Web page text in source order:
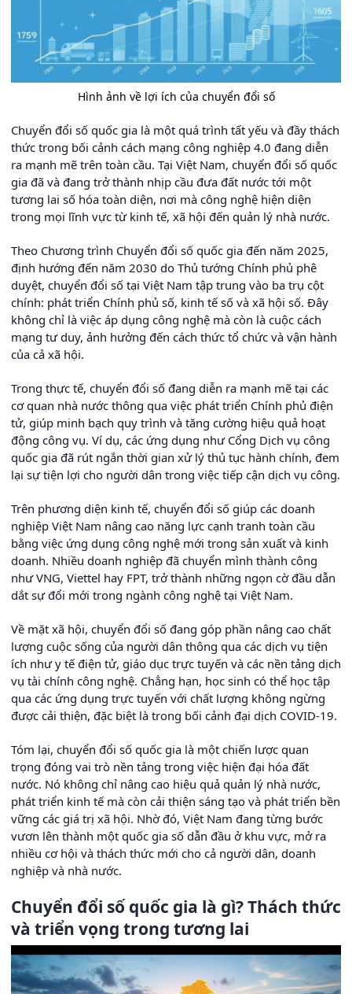
Hình ảnh về lợi ích của chuyển đổi số
Chuyển đổi số quốc gia là một quá trình tất yếu và đầy thách
thức trong bối cảnh cách mạng công nghiệp 4.0 đang diễn
ra mạnh mẽ trên toàn cầu. Tại Việt Nam, chuyển đổi số quốc
gia đã và đang trở thành nhịp cầu đưa đất nước tới một
tương lai số hóa toàn diện, nơi mà công nghệ hiện diện
trong mọi lĩnh vực từ kinh tế, xã hội đến quản lý nhà nước.
Theo Chương trình Chuyển đổi số quốc gia đến năm 2025,
định hướng đến năm 2030 do Thủ tướng Chính phủ phê
duyệt, chuyển đổi số tại Việt Nam tập trung vào ba trụ cột
chính: phát triển Chính phủ số, kinh tế số và xã hội số. Đây
không chỉ là việc áp dụng công nghệ mà còn là cuộc cách
mạng tư duy, ảnh hưởng đến cách thức tổ chức và vận hành
của cả xã hội.
Trong thực tế, chuyển đổi số đang diễn ra mạnh mẽ tại các
cơ quan nhà nước thông qua việc phát triển Chính phủ điện
tử, giúp minh bạch quy trình và tăng cường hiệu quả hoạt
động công vụ. Ví dụ, các ứng dụng như Cổng Dịch vụ công
quốc gia đã rút ngắn thời gian xử lý thủ tục hành chính, đem
lại sự tiện lợi cho người dân trong việc tiếp cận dịch vụ công.
Trên phương diện kinh tế, chuyển đổi số giúp các doanh
nghiệp Việt Nam nâng cao năng lực cạnh tranh toàn cầu
bằng việc ứng dụng công nghệ mới trong sản xuất và kinh
doanh. Nhiều doanh nghiệp đã chuyển mình thành công
như VNG, Viettel hay FPT, trở thành những ngọn cờ đầu dẫn
dắt sự đổi mới trong ngành công nghệ tại Việt Nam.
Về mặt xã hội, chuyển đổi số đang góp phần nâng cao chất
lượng cuộc sống của người dân thông qua các dịch vụ tiện
ích như y tế điện tử, giáo dục trực tuyến và các nền tảng dịch
vụ tài chính công nghệ. Chẳng hạn, học sinh có thể học tập
qua các ứng dụng trực tuyến với chất lượng không ngừng
được cải thiện, đặc biệt là trong bối cảnh đại dịch COVID-19.
Tóm lại, chuyển đổi số quốc gia là một chiến lược quan
trọng đóng vai trò nền tảng trong việc hiện đại hóa đất
nước. Nó không chỉ nâng cao hiệu quả quản lý nhà nước,
phát triển kinh tế mà còn cải thiện sáng tạo và phát triển bền
vững các giá trị xã hội. Nhờ đó, Việt Nam đang từng bước
vươn lên thành một quốc gia số dẫn đầu ở khu vực, mở ra
nhiều cơ hội và thách thức mới cho cả người dân, doanh
nghiệp và nhà nước.
Chuyển đổi số quốc gia là gì? Thách thức
và triển vọng trong tương lai